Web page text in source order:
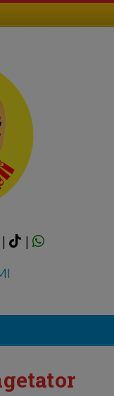
|
|